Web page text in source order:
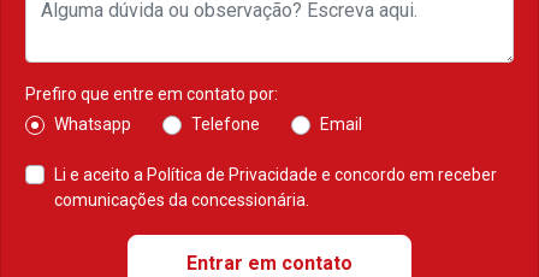
Prefiro que entre em contato por:
Whatsapp
Telefone Email
Li e aceito a Política de Privacidade e concordo em receber
comunicações da concessionária.
Entrar em contato